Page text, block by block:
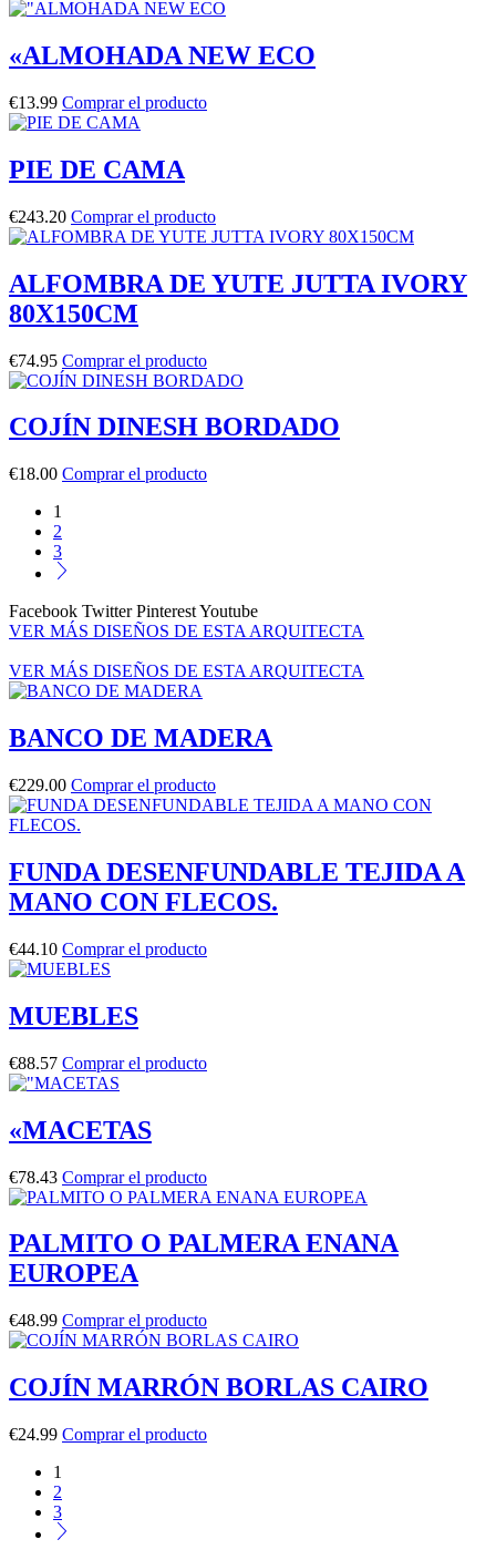
«ALMOHADA NEW ECO
€13.99 Comprar el producto
PIE DE CAMA
€243.20 Comprar el producto
ALFOMBRA DE YUTE JUTTA IVORY
80X150CM
€74.95 Comprar el producto
COJÍN DINESH BORDADO
€18.00 Comprar el producto
1
2
3
Facebook Twitter PinterestYoutube
VER MÁS DISEÑOS DE ESTA ARQUITECTA
VER MÁS DISEÑOS DE ESTA ARQUITECTA
BANCO DE MADERA
€229.00 Comprar el producto
FUNDA DESENFUNDABLE TEJIDA A
MANO CON FLECOS.
€44.10 Comprar el producto
MUEBLES
€88.57 Comprar el producto
«MACETAS
€78.43 Comprar el producto
PALMITO O PALMERA ENANA
EUROPEA
€48.99 Comprar el producto
COJÍN MARRÓN BORLAS CAIRO
€24.99 Comprar el producto
1
2
3